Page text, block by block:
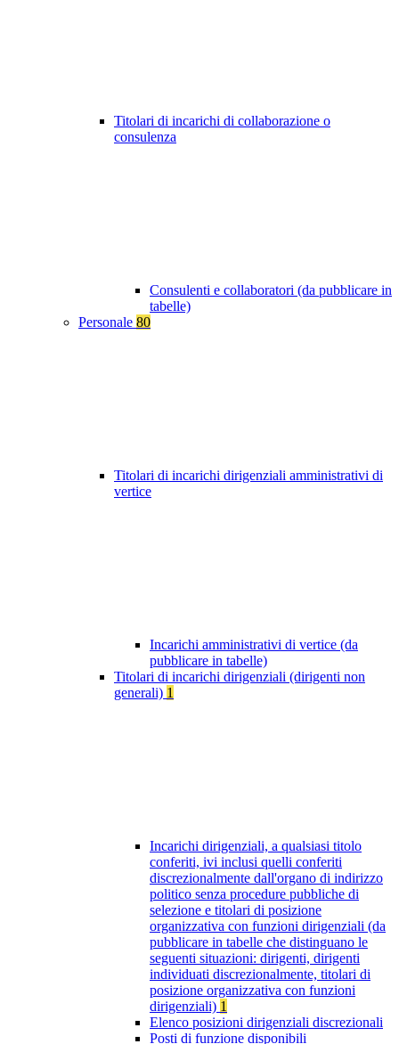
Titolari di incarichi di collaborazione o
consulenza
Consulenti e collaboratori (da pubblicare in
tabelle)
Personale 80
Titolari di incarichi dirigenziali amministrativi di
vertice
Incarichi amministrativi di vertice (da
pubblicare in tabelle)
Titolari di incarichi dirigenziali (dirigenti non
generali) 1
Incarichi dirigenziali, a qualsiasi titolo
conferiti, ivi inclusi quelli conferiti
discrezionalmente dall'organo di indirizzo
politico senza procedure pubbliche di
selezione e titolari di posizione
organizzativa con funzioni dirigenziali (da
pubblicare in tabelle che distinguano le
seguenti situazioni: dirigenti, dirigenti
individuati discrezionalmente, titolari di
posizione organizzativa con funzioni
dirigenziali) 1
Elenco posizioni dirigenziali discrezionali
Posti di funzione disponibili